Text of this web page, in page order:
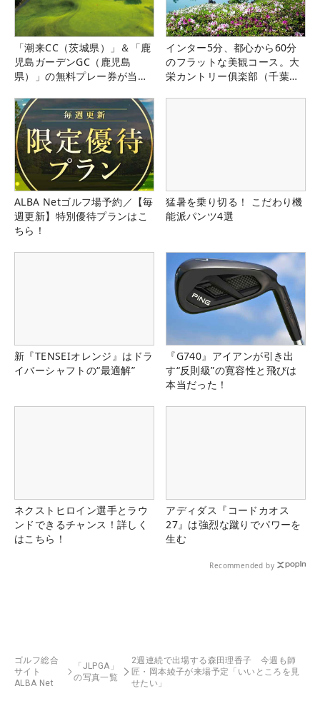
「潮来CC（茨城県）」＆「鹿
児島ガーデンGC（鹿児島
県）」の無料プレー券が当た
インター5分、都心から60分
のフラットな美観コース。大
栄カントリー俱楽部（千葉
ALBA Netゴルフ場予約／【毎
週更新】特別優待プランはこ
ちら！
猛暑を乗り切る！ こだわり機
能派パンツ4選
新『TENSEIオレンジ』はドラ
イバーシャフトの“最適解”
『G740』アイアンが引き出
す“反則級”の寛容性と飛びは
本当だった！
ネクストヒロイン選手とラウ
ンドできるチャンス！詳しく
はこちら！
アディダス『コードカオス
27』は強烈な蹴りでパワーを
生む
Recommended by
ゴルフ総合
サイト
ALBA Net
「JLPGA」
の写真一覧
2週連続で出場する森田理香子 今週も師
匠・岡本綾子が来場予定「いいところを見
せたい」